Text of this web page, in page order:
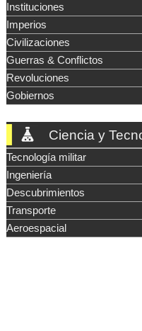
Instituciones
Imperios
Civilizaciones
Guerras & Conflictos
Revoluciones
Gobiernos
Ciencia y
Tecnología militar
Ingeniería
Descubrimientos
Transporte
Aeroespacial